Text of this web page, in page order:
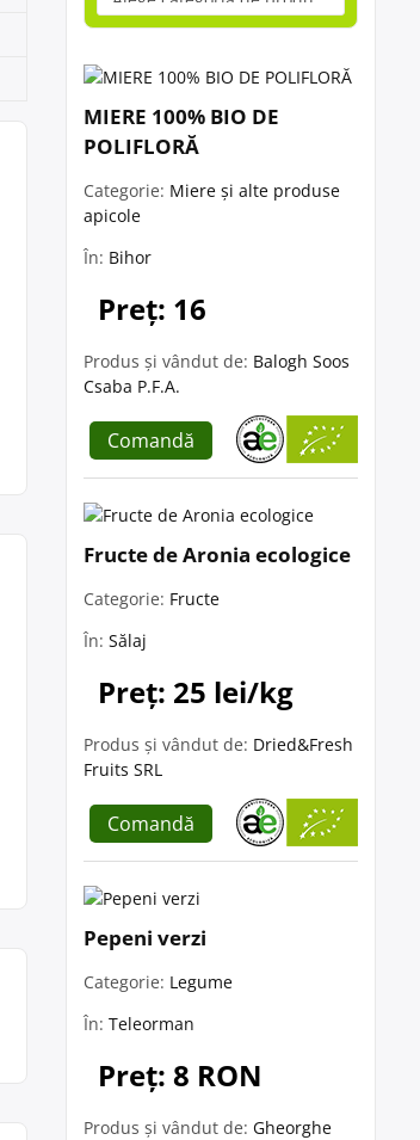
MIERE 100% BIO DE
POLIFLORĂ
Categorie: Miere și alte produse
apicole
În: Bihor
Preț: 16
Produs și vândut de: Balogh Soos
Csaba P.F.A.
Comandă
Fructe de Aronia ecologice
Categorie: Fructe
În: Sălaj
Preț: 25 lei/kg
Produs și vândut de: Dried&Fresh
Fruits SRL
Comandă
Pepeni verzi
Categorie: Legume
În: Teleorman
Preț: 8 RON
Produs și vândut de: Gheorghe